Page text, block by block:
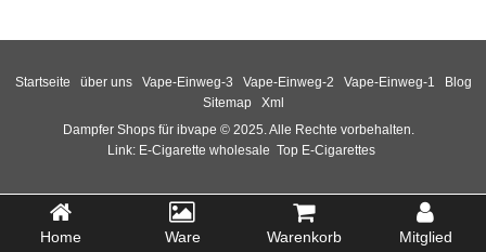
Startseite über uns Vape-Einweg-3 Vape-Einweg-2 Vape-Einweg-1
Blog
Sitemap
Xml
Dampfer Shops für ibvape © 2025. Alle Rechte vorbehalten.
Link: E-Cigarette wholesale Top E-Cigarettes
Home Ware Warenkorb Mitglied